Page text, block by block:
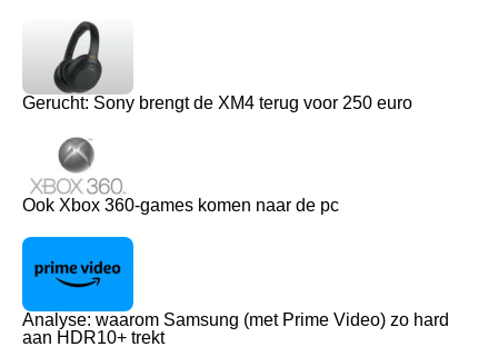
Gerucht: Sony brengt de XM4 terug voor 250 euro
Ook Xbox 360-games komen naar de pc
Analyse: waarom Samsung (met Prime Video) zo hard
aan HDR10+ trekt